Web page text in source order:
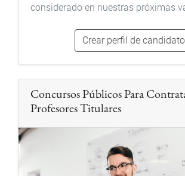
considerado en nuestras próximas
Crear perfil de candidato
Concursos Públicos Para
Profesores Titulares